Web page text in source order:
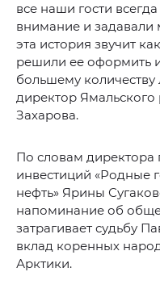
все наши гости
внимание и задавали
эта история звучит
решили ее оформить
большему
директор
Захарова.
По словам
инвестиций «Родные
нефть» Ярины
напоминание об
затрагивает судьбу
вклад коренных
Арктики.